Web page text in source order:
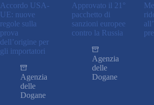
Accordo USA-
UE: nuove
regole sulla
prova
dell’origine per
gli importatori
Agenzia
delle
Dogane
Approvato il 21°
pacchetto di
sanzioni europee
contro la Russia
Agenzia
delle
Dogane